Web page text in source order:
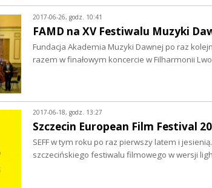
2017-06-26, godz. 10:41
FAMD na XV Festiwalu Muzyki
Fundacja Akademia Muzyki Dawnej po raz
razem w finałowym koncercie w Filharmonii
2017-06-18, godz. 13:27
Szczecin European Film Festival
SEFF w tym roku po raz pierwszy latem i
szczecińskiego festiwalu filmowego w wersji